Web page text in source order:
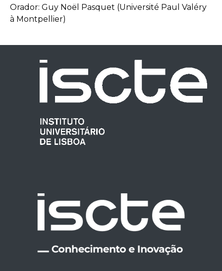
Orador: Guy Noël Pasquet (Université Paul Valéry
à Montpellier)